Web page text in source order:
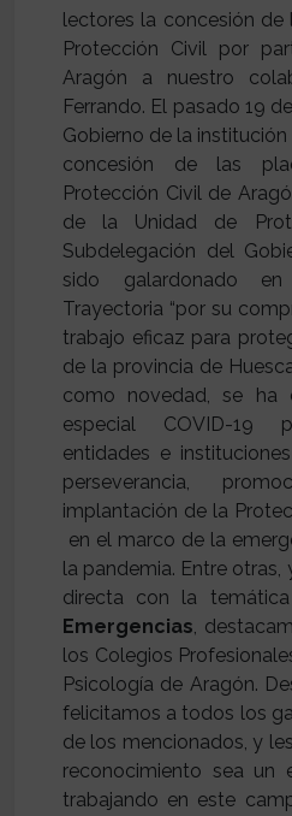
lectores la concesión
Protección Civil por
Aragón a nuestro
Ferrando. El pasado 19
Gobierno de la
concesión de las
Protección Civil de
de la Unidad de
Subdelegación del
sido galardonado
Trayectoria “por su
trabajo eficaz para
de la provincia de
como novedad, se ha
especial COVID-19
entidades e
perseverancia,
implantación de la
en el marco de la
la pandemia. Entre otras,
directa con la
Emergencias,
los Colegios
Psicología de Aragón.
felicitamos a todos los
de los mencionados, y
reconocimiento sea un
trabajando en este